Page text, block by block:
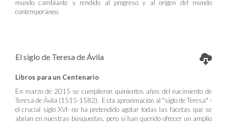
mundo cambiante y rendido al progreso y al origen del mundo
contemporáneo.
El siglo de Teresa de Ávila
Libros para un Centenario
En marzo de 2015 se cumplieron quinientos años del nacimiento de
Teresa de Ávila (1515-1582). Esta aproximación al "siglo de Teresa" -
el crucial siglo XVI- no ha pretendido agotar todas las facetas que se
abrían en nuestras búsquedas, pero sí han querido ofrecer un amplio